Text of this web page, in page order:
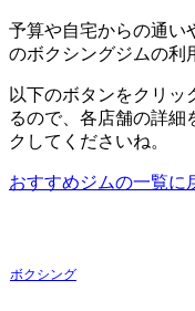
予算や自宅からの通い
のボクシングジムの利
以下のボタンをクリ
るので、各店舗の詳細
クしてくださいね。
おすすめジムの一覧に
ボクシング